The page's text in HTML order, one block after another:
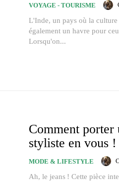
VOYAGE - TOURISME
L'Inde, un pays où la
également un havre pour
Lorsqu'on...
Comment porter
styliste en vous !
MODE & LIFESTYLE
Ah, le jeans ! Cette pièce